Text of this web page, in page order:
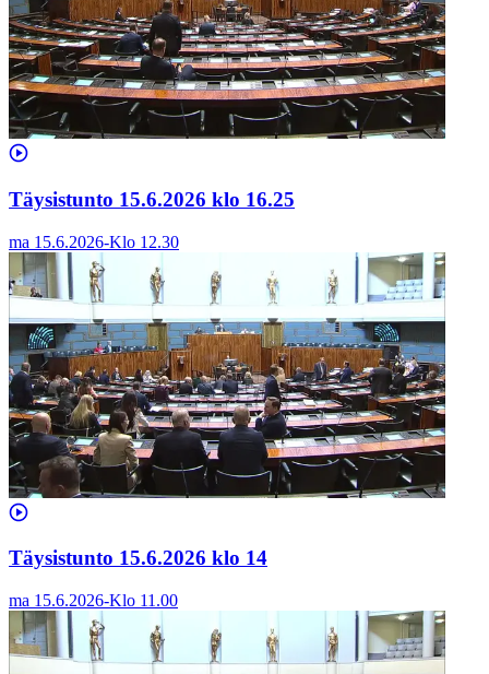
Täysistunto 15.6.2026 klo 16.25
ma 15.6.2026-Klo 12.30
Täysistunto 15.6.2026 klo 14
ma 15.6.2026-Klo 11.00